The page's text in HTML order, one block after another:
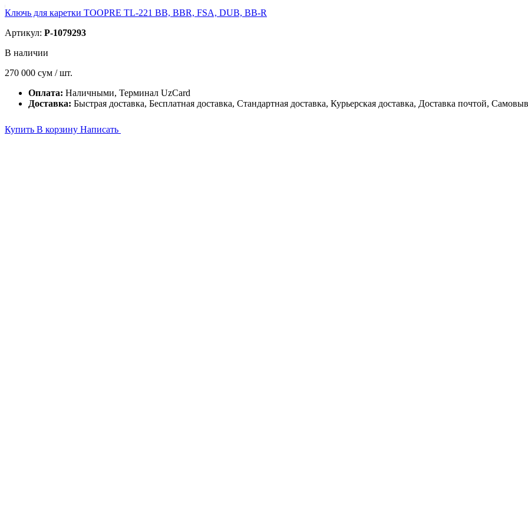
Ключь для каретки TOOPRE TL-221 BB, BBR, FSA, DUB, BB-R
Артикул: P-1079293
В наличии
270 000 сум / шт.
Оплата: Наличными, Терминал UzCard
Доставка: Быстрая доставка, Бесплатная доставка, Стандартная доставка, Курьерская доставка, Доставка почтой,
Купить В корзину Написать